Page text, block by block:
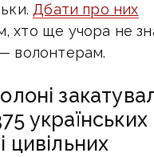
Дбати про них
хто ще учора не
— волонтерам.
українських
цивільних